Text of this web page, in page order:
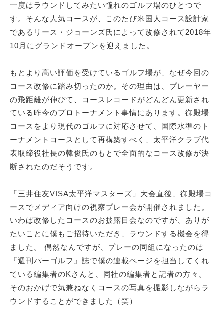
一度はラウンドしてみたい憧れのゴルフ場のひとつで
す。そんな人気コースが、このたび米国人コース設計家
であるリース・ジョーンズ氏によって改修されて2018年
10月にグランドオープンを迎えました。
もとより高い評価を受けているゴルフ場が、なぜ今回の
コース改修に踏み切ったのか。その理由は、プレーヤー
の飛距離が伸びて、コースレコードがどんどん更新され
ている昨今のプロトーナメント事情にあります。御殿場
コースをより現代のゴルフに対応させて、国際水準のト
ーナメントコースとして再構築すべく、太平洋クラブ代
表取締役社長の韓俊氏のもとで全面的なコース改修が決
断されたのだそうです。
「三井住友VISA太平洋マスターズ」大会直後、御殿場コ
ースでメディア向けの視察プレー会が開催されました。
いわば改修したコースのお披露目会なのですが、ありが
たいことに僕もご招待いただき、ラウンドする機会を得
ました。 偶然なんですが、プレーの同組になったのは
『週刊パーゴルフ』誌で僕の連載ページを担当してくれ
ている編集者のKさんと、同社の編集者と記者の方々。
そのおかげで気兼ねなくコースの写真を撮影しながらラ
ウンドすることができました（笑）